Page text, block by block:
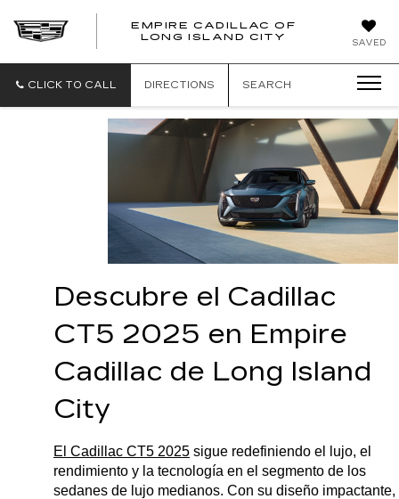
SAVED
EMPIRE CADILLAC OF
LONG ISLAND CITY
EMPIRE
OF
ISLAND
CITY
CLICK TO CALL DIRECTIONS SEARCH
Descubre el Cadillac
CT5 2025 en Empire
Cadillac de Long Island
City
El Cadillac CT5 2025 sigue redefiniendo el lujo, el
rendimiento y la tecnología en el segmento de los
sedanes de lujo medianos. Con su diseño impactante,